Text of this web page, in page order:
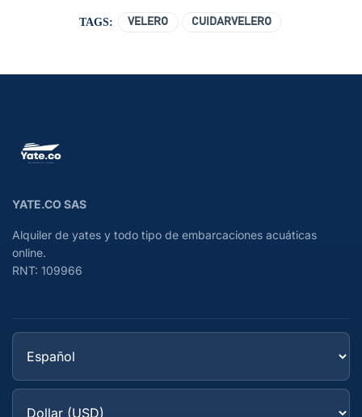
TAGS: VELERO CUIDARVELERO
YATE.CO SAS
Alquiler de yates y todo tipo de embarcaciones acuáticas
online.
RNT: 109966